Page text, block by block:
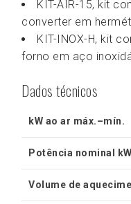
KIT-AIR-15, kit
converter em
KIT-INOX-H, kit
forno em aço
Dados técnicos
kW ao ar máx.–mín.
Potência nominal kW
Volume de